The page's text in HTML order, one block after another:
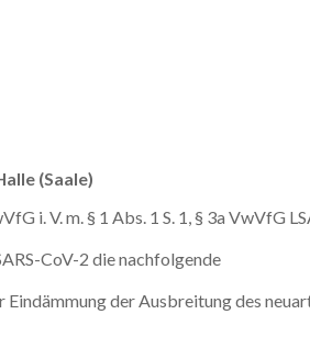
(Saale)
i. V. m. § 1 Abs. 1 S. 1, § 3a VwVfG
CoV-2 die nachfolgende
der Ausbreitung des